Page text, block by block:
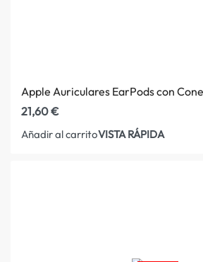
Apple Auriculares EarPods con
21,60€
Añadir al carritoVISTA RÁPIDA